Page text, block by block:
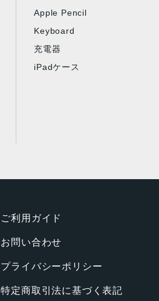
Apple Pencil
Keyboard
充電器
iPadケース
ご利用ガイド
お問い合わせ
プライバシーポリシー
特定商取引法に基づく表記